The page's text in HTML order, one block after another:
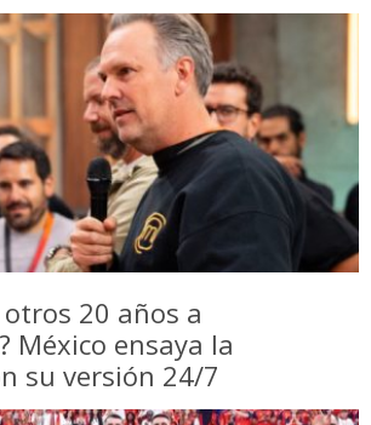
20 años a
México ensaya la
su versión 24/7